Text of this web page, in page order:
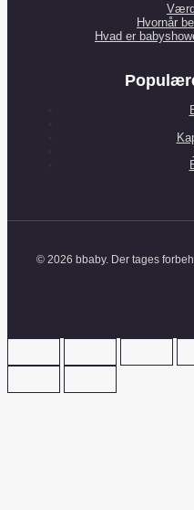
Hvornår
Hvad er
© 2026 bbaby. Der tages